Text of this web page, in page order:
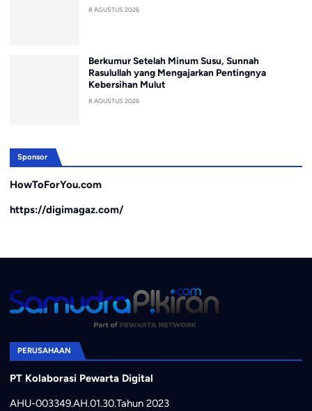
8 AGUSTUS 2026
Berkumur Setelah Minum Susu, Sunnah
Rasulullah yang Mengajarkan Pentingnya
Kebersihan Mulut
8 AGUSTUS 2026
Sponsor
HowToForYou.com
https://digimagaz.com/
PERUSAHAAN
PT Kolaborasi Pewarta Digital
AHU-003349.AH.01.30.Tahun 2023